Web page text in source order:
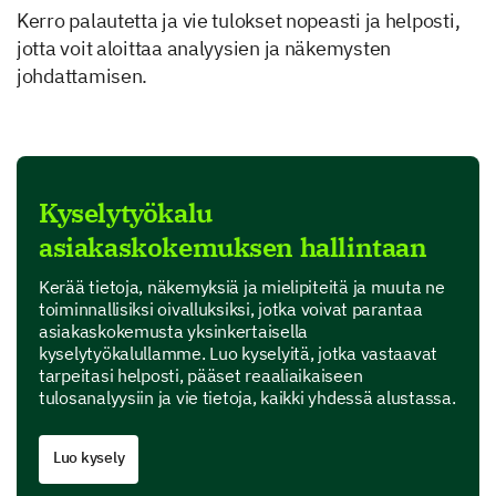
Kerro palautetta ja vie tulokset nopeasti ja helposti,
jotta voit aloittaa analyysien ja näkemysten
johdattamisen.
Kyselytyökalu
asiakaskokemuksen hallintaan
Kerää tietoja, näkemyksiä ja mielipiteitä ja muuta ne
toiminnallisiksi oivalluksiksi, jotka voivat parantaa
asiakaskokemusta yksinkertaisella
kyselytyökalullamme. Luo kyselyitä, jotka vastaavat
tarpeitasi helposti, pääset reaaliaikaiseen
tulosanalyysiin ja vie tietoja, kaikki yhdessä alustassa.
Luo kysely